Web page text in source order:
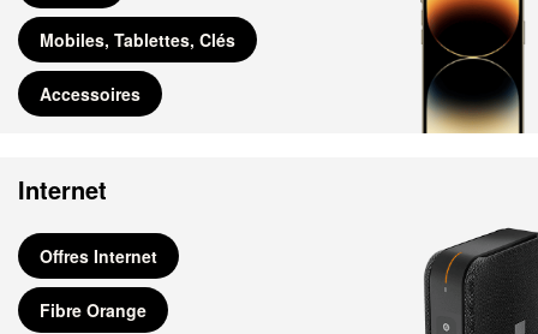
Mobiles, Tablettes, Clés
Accessoires
Internet
Offres Internet
Fibre Orange